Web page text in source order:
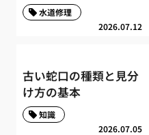
2026.07.12
水道修理
古い蛇口の種類と見分
け方の基本
2026.07.05
知識